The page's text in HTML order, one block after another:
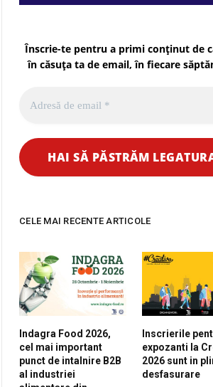
Înscrie-te pentru a primi conținut de
în căsuța ta de email, în fiecare
CELE MAI RECENTE ARTICOLE
Indagra Food 2026,
cel mai important
punct de intalnire B2B
al industriei
Inscrierile
expozanti la
2026 sunt in
desfasurare